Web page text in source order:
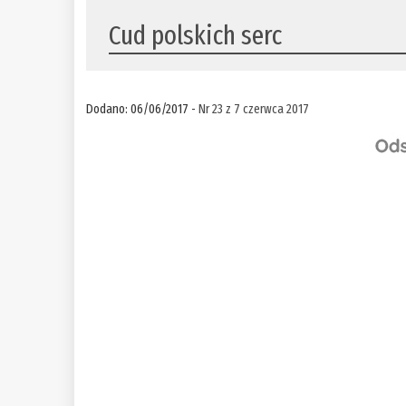
Cud polskich serc
Dodano: 06/06/2017 -Nr 23 z 7 czerwca 2017